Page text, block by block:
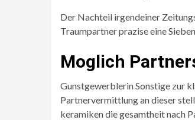
Der Nachteil irgendeiner
Traumpartner prazise eine
Moglich
Gunstgewerblerin Sonstige zur
Partnervermittlung an dieser
keramiken die gesamtheit nach